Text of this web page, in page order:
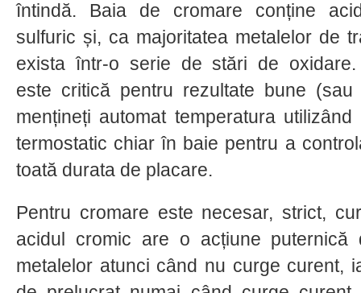
întindă. Baia de cromare conține
sulfuric și, ca majoritatea metalelor de
exista într-o serie de stări de oxidare.
este critică pentru rezultate bune
mențineți automat temperatura
termostatic chiar în baie pentru a
toată durata de placare.
Pentru cromare este necesar, strict,
acidul cromic are o acțiune puternică
metalelor atunci când nu curge curent,